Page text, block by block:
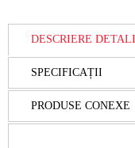
DESCRIERE
SPECIFICAȚII
PRODUSE CONEXE